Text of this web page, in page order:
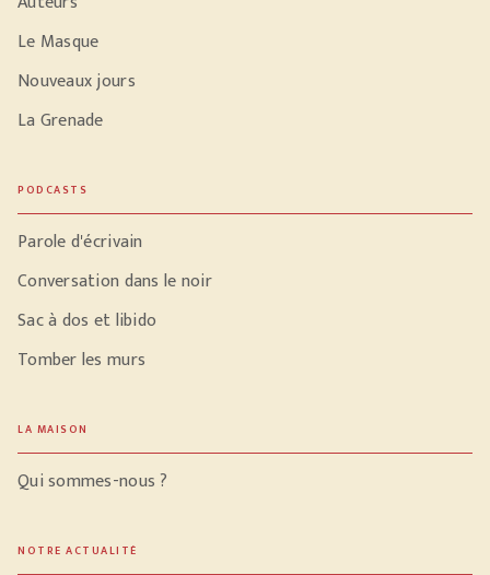
Le Masque
Nouveaux jours
La Grenade
PODCASTS
Parole d'écrivain
Conversation dans le noir
Sac à dos et libido
Tomber les murs
LA MAISON
Qui sommes-nous ?
NOTRE ACTUALITÉ